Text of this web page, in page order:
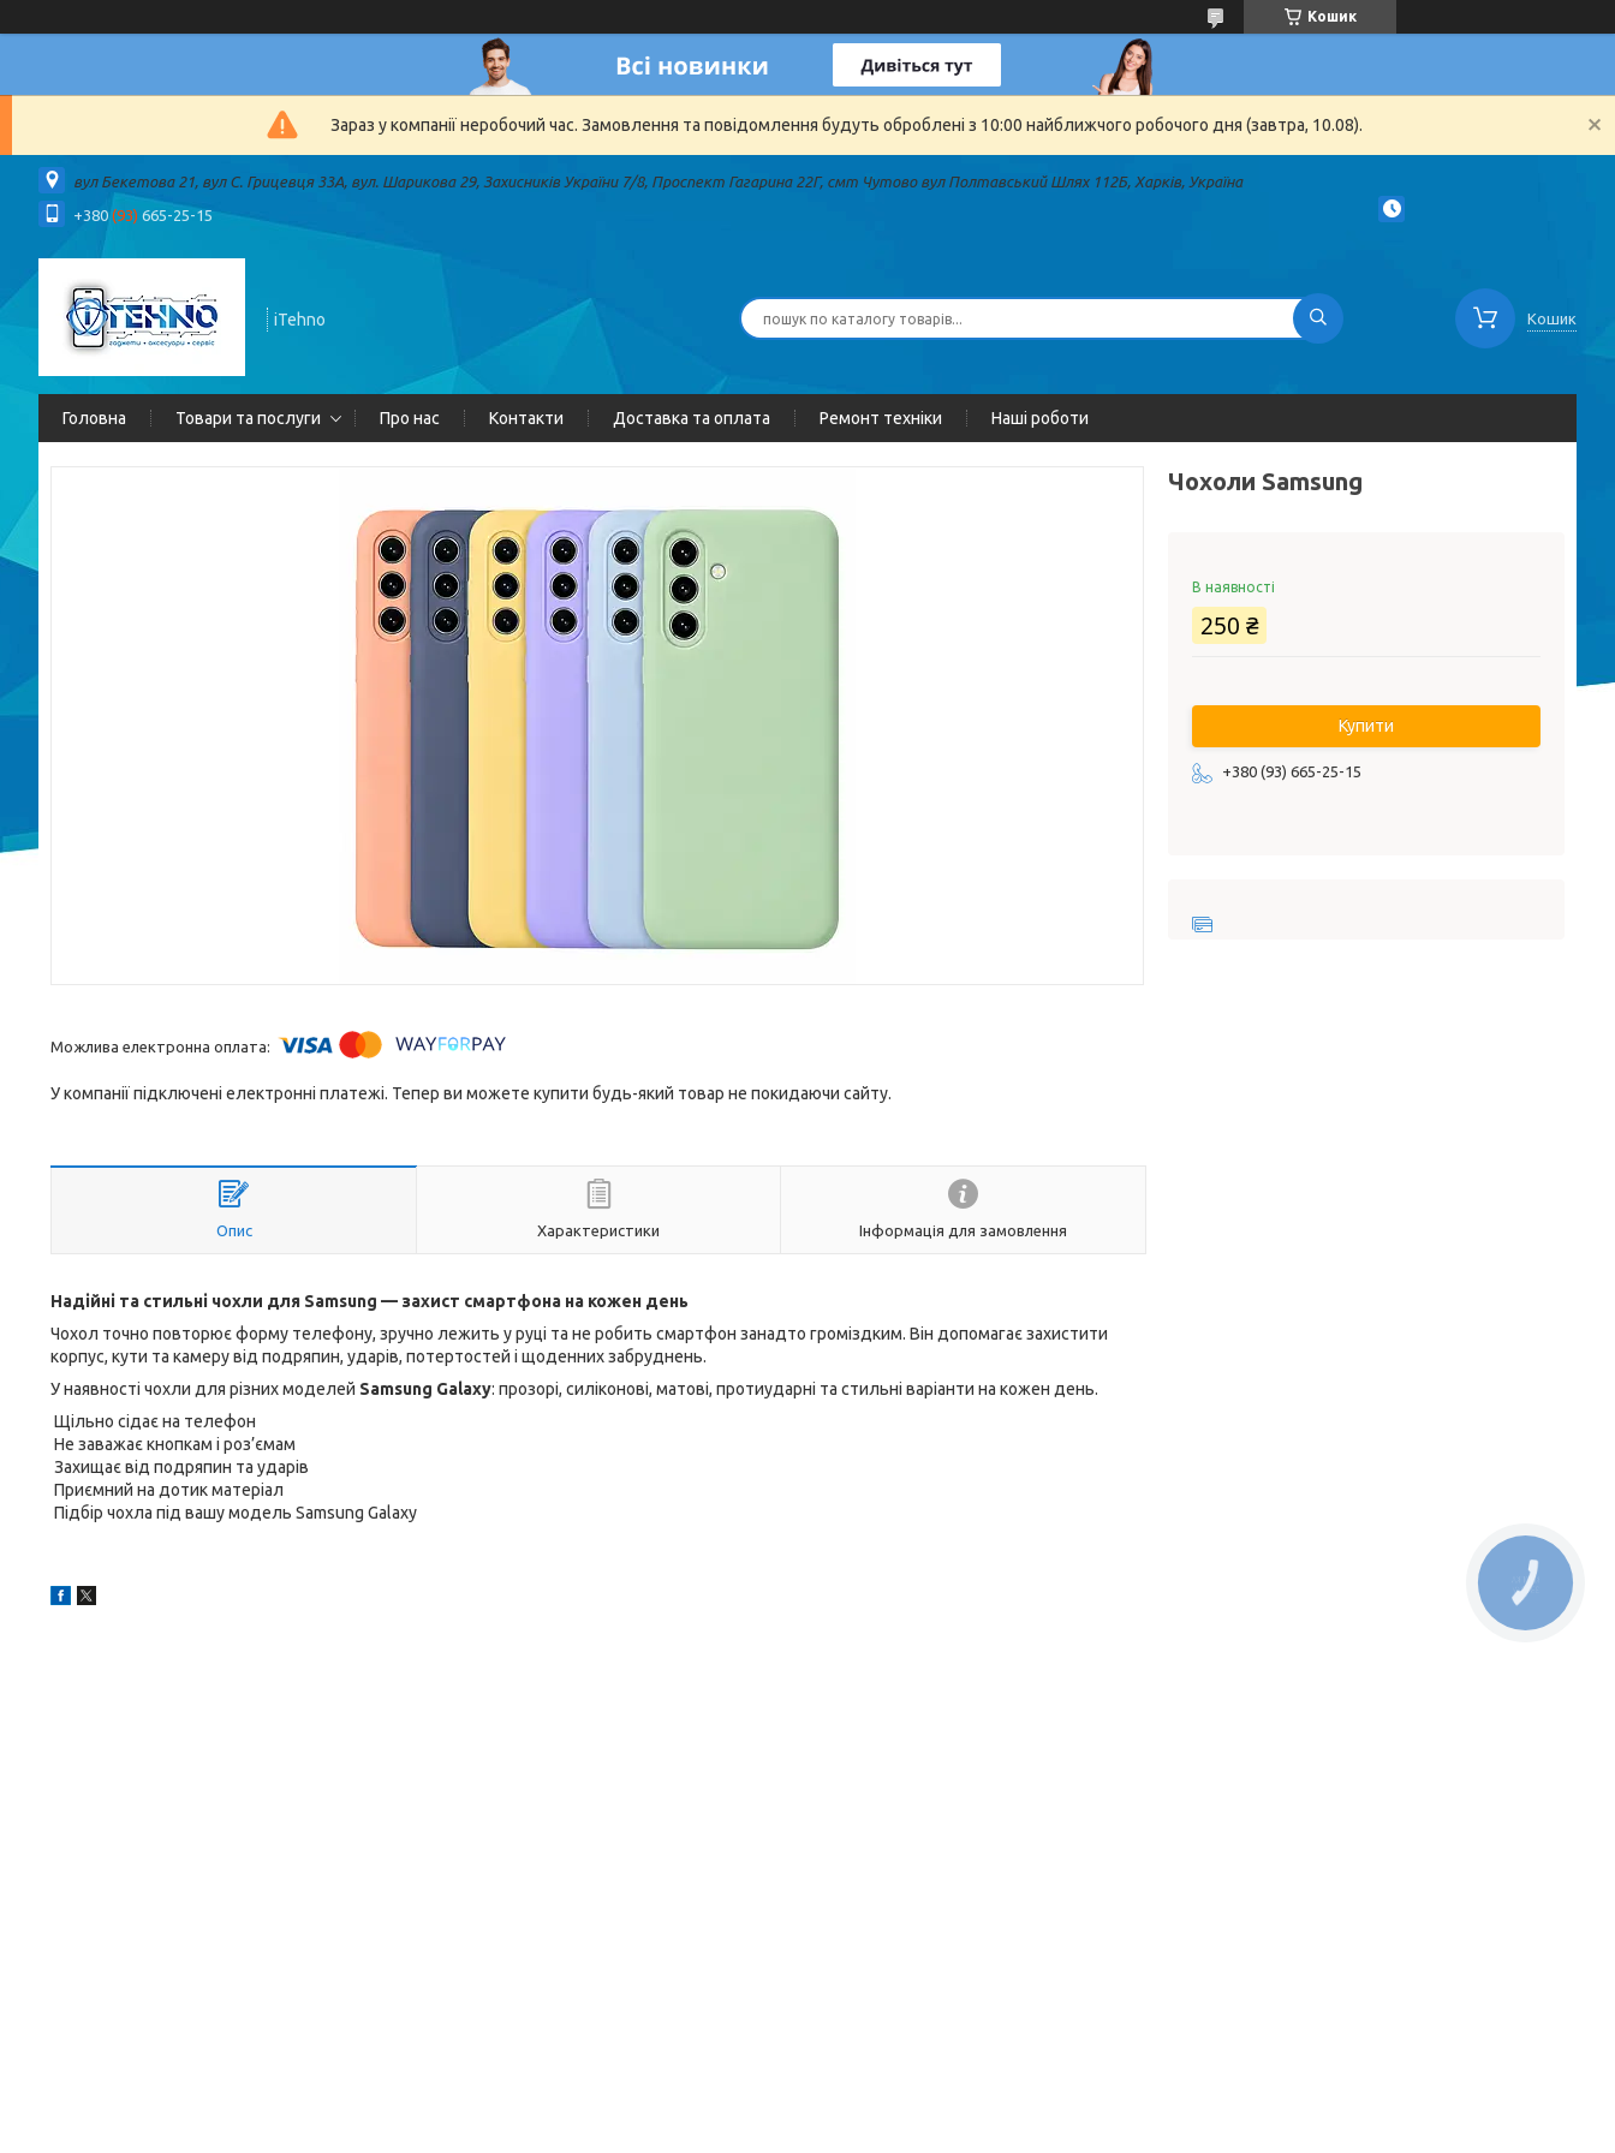
Кошик
Зараз у компанії неробочий час. Замовлення та повідомлення будуть оброблені з 10:00 найближчого робочого дня (завтра, 10.08).
вул Бекетова 21, вул С. Грицевця 33А, вул. Шарикова 29, Захисників України 7/8, Проспект Гагарина 22Г, смт Чутово вул Полтавський Шлях 112Б, Харків, Україна
+380 (93) 665-25-15
iTehno Кошик
Головна Товари та послуги Про нас Контакти Доставка та оплата Ремонт техніки Наші роботи
У компанії підключені електронні платежі. Тепер ви можете купити будь-який товар не покидаючи сайту.
Опис Характеристики Інформація для замовлення
Надійні та стильні чохли для Samsung — захист смартфона на кожен день
Чохол точно повторює форму телефону, зручно лежить у руці та не робить смартфон занадто громіздким. Він допомагає захистити
корпус, кути та камеру від подряпин, ударів, потертостей і щоденних забруднень.
У наявності чохли для різних моделей Samsung Galaxy: прозорі, силіконові, матові, протиударні та стильні варіанти на кожен день.
Щільно сідає на телефон
Не заважає кнопкам і роз’ємам
Захищає від подряпин та ударів
Приємний на дотик матеріал
Підбір чохла під вашу модель Samsung Galaxy
Чохоли Samsung
В наявності
250 ₴
Купити
+380 (93) 665-25-15
КНОПКА
ЗВ'ЯЗКУ